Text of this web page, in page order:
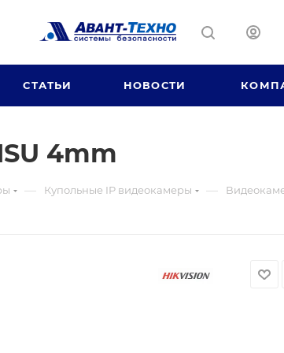
СТАТЬИ НОВОСТИ
4mm
— Купольные IP видеокамеры —